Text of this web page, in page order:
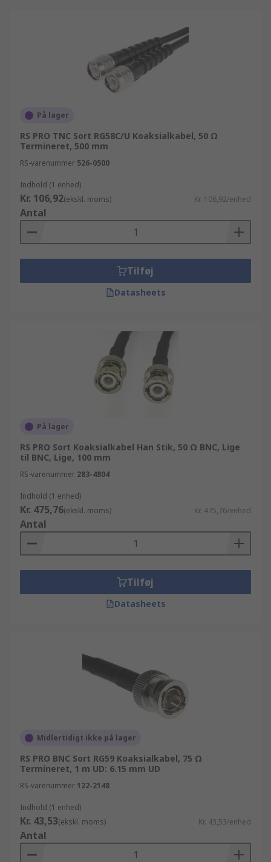
På lager
RS PRO TNC Sort RG58C/U Koaksialkabel, 50 Ω
Termineret, 500 mm
RS-varenummer 526-0500
Indhold (1 enhed)
Kr. 106,92(ekskl. moms) Kr. 106,92/enhed
Antal
Tilføj
Datasheets
På lager
RS PRO Sort Koaksialkabel Han Stik, 50 Ω BNC, Lige
til BNC, Lige, 100 mm
RS-varenummer 283-4804
Indhold (1 enhed)
Kr. 475,76(ekskl. moms) Kr. 475,76/enhed
Antal
Tilføj
Datasheets
Midlertidigt ikke på lager
RS PRO BNC Sort RG59 Koaksialkabel, 75 Ω
Termineret, 1 m UD: 6.15 mm UD
RS-varenummer 122-2148
Indhold (1 enhed)
Kr. 43,53(ekskl. moms) Kr. 43,53/enhed
Antal